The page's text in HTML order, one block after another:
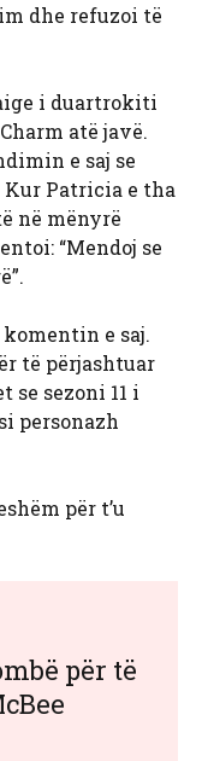
dhe refuzoi të
i duartrokiti
atë javë.
e saj se
Kur Patricia e tha
në mënyrë
“Mendoj se
e saj.
të përjashtuar
sezoni 11 i
personazh
për t’u
për të